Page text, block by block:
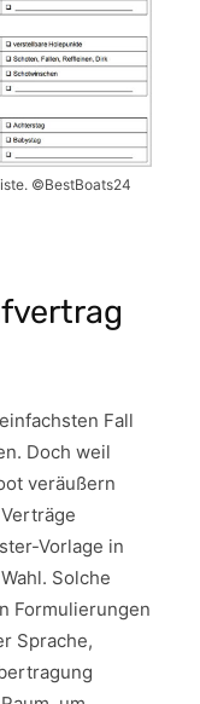
©BestBoats24
Fall
Doch weil
veräußern
Vorlage in
Solche
Formulierungen
Sprache,